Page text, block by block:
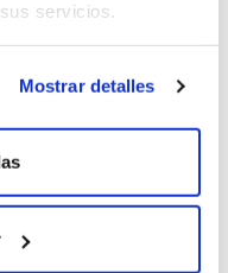
servicios.
Mostrar detalles
las puertas en
cual nosotros
de la situación.
actual con los
en
alguna
en el bar?
de la antigua gente